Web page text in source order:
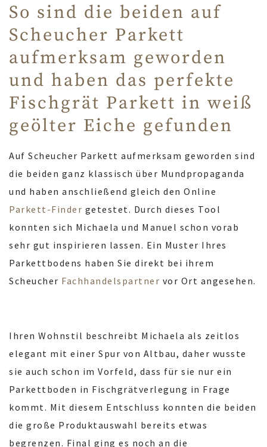
So sind die beiden auf
Scheucher Parkett
aufmerksam geworden
und haben das perfekte
Fischgrät Parkett in weiß
geölter Eiche gefunden
Auf Scheucher Parkett aufmerksam geworden sind
die beiden ganz klassisch über Mundpropaganda
und haben anschließend gleich den Online
Parkett-Finder getestet. Durch dieses Tool
konnten sich Michaela und Manuel schon vorab
sehr gut inspirieren lassen. Ein Muster Ihres
Parkettbodens haben Sie direkt bei ihrem
Scheucher Fachhandelspartner vor Ort angesehen.
Ihren Wohnstil beschreibt Michaela als zeitlos
elegant mit einer Spur von Altbau, daher wusste
sie auch schon im Vorfeld, dass für sie nur ein
Parkettboden in Fischgrätverlegung in Frage
kommt. Mit diesem Entschluss konnten die beiden
die große Produktauswahl bereits etwas
begrenzen. Final ging es noch an die